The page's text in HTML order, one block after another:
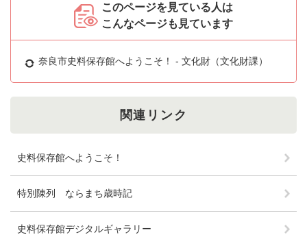
このページを見ている人は
こんなページも見ています
奈良市史料保存館へようこそ！ - 文化財（文化財課）
関連リンク
史料保存館へようこそ！
特別陳列 ならまち歳時記
史料保存館デジタルギャラリー